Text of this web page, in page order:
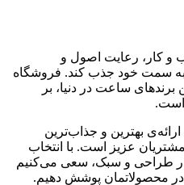
کار، رعایت اصول و
سمت خود جذب کند. فروشگاه
برندهای ساعت در دنیا، بر
است.
بهترین و جذاب‌ترین
عزیز است. با انتخاب
در طراحی و سبک، سعی می‌کنیم
در محصولاتمان پوشش دهیم.